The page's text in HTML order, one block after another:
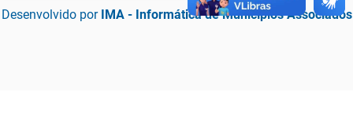
Desenvolvido por IMA - Informática de Municípios Associados